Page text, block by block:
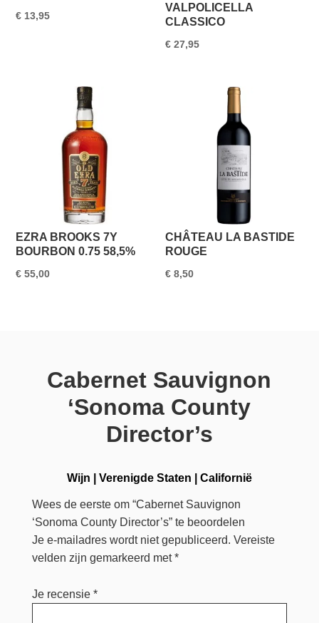
€ 13,95
VALPOLICELLA
CLASSICO
€ 27,95
EZRA BROOKS 7Y
BOURBON 0.75 58,5%
€ 55,00
CHÂTEAU LA BASTIDE
ROUGE
€ 8,50
Cabernet Sauvignon
‘Sonoma County
Director’s
Wijn Verenigde Staten Californië
Wees de eerste om “Cabernet Sauvignon
‘Sonoma County Director’s” te beoordelen
Je e-mailadres wordt niet gepubliceerd. Vereiste
velden zijn gemarkeerd met*
Je recensie *